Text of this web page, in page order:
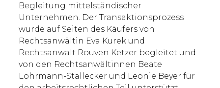
Begleitung mittelständischer
Unternehmen. Der Transaktionsprozess
wurde auf Seiten des Käufers von
Rechtsanwältin Eva Kurek und
Rechtsanwalt Rouven Ketzer begleitet und
von den Rechtsanwältinnen Beate
Lohrmann-Stallecker und Leonie Beyer für